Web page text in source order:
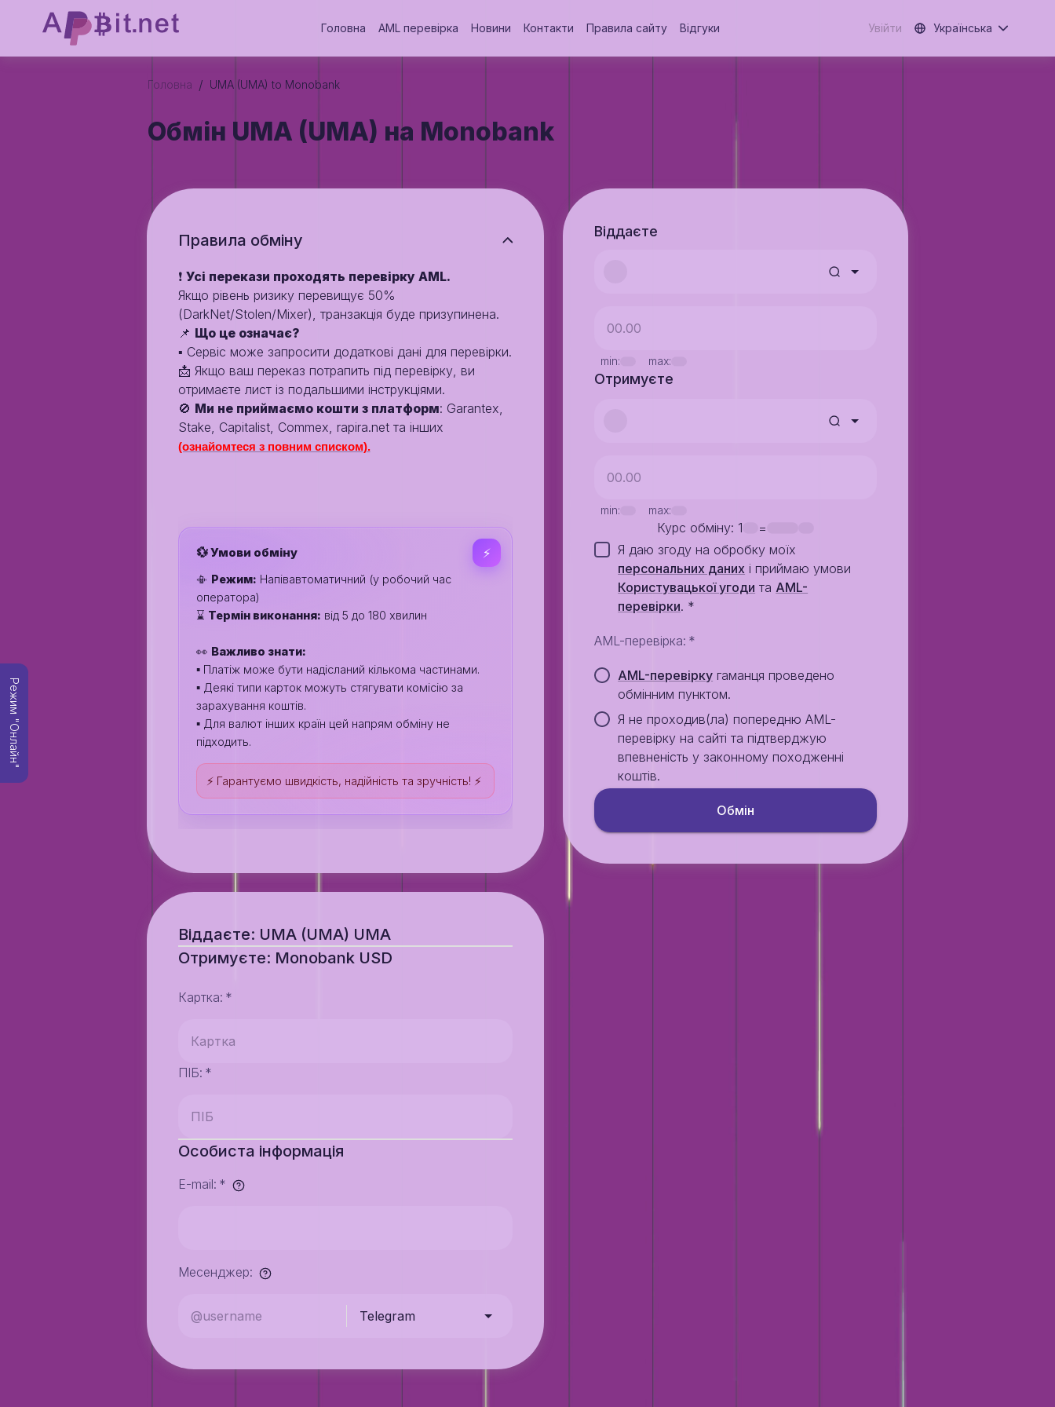
Головна AML перевірка Новини Контакти Правила сайту Відгуки Увійти Українська
Головна / UMA (UMA) to Monobank
Обмін UMA (UMA) на Monobank
Віддаєте
min: max:
Отримуєте
min: max:
Курс обміну: 1
=
Я даю згоду на обробку моїх
персональних даних i приймаю умови
Користувацької угоди та AML-
перевiрки. *
AML-перевірка: *
AML-перевірку гаманця проведено
обмінним пунктом.
Я не проходив(ла) попередню AML-
перевірку на сайті та підтверджую
впевненість у законному походженні
коштів.
Обмiн
Правила обмiну
❗️ Усі перекази проходять перевірку AML.
Якщо рівень ризику перевищує 50%
(DarkNet/Stolen/Mixer), транзакція буде призупинена.
📌 Що це означає?
▪️ Сервіс може запросити додаткові дані для перевірки.
📩 Якщо ваш переказ потрапить під перевірку, ви
отримаєте лист із подальшими інструкціями.
🚫 Ми не приймаємо кошти з платформ: Garantex,
Stake, Capitalist, Commex, rapira.net та інших
(ознайомтеся з повним списком).
⚡️
💱 Умови обміну
📳 Режим: Напівавтоматичний (у робочий час
оператора)
⌛️ Термін виконання: від 5 до 180 хвилин
👀 Важливо знати:
▪️ Платіж може бути надісланий кількома частинами.
▪️ Деякі типи карток можуть стягувати комісію за
зарахування коштів.
▪️ Для валют інших країн цей напрям обміну не
підходить.
⚡️ Гарантуємо швидкість, надійність та зручність! ⚡️
Віддаєте: UMA (UMA) UMA
Отримуєте: Monobank USD
Картка: *
ПІБ: *
Особиста інформація
E-mail: *
Месенджер:
Telegram
Режим "Онлайн"